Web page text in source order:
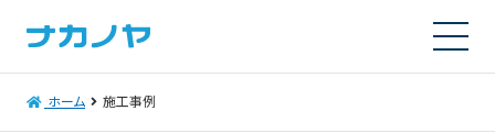
ホーム 施工事例